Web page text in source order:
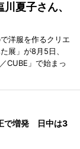
夏子さん、
洋服を作るクリエ
展」が8月5日、
CUBE」で始まっ
で増発 日中は3